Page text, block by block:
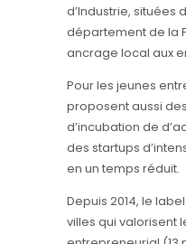
d’Industrie, situées
département de la
ancrage local aux
Pour les jeunes
proposent aussi
d’incubation de
des startups
en un temps réduit.
Depuis 2014, le
villes qui valorisent